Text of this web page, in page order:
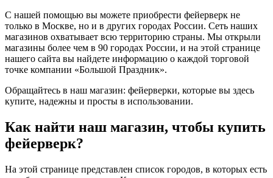
С нашей помощью вы можете приобрести фейерверк не
только в Москве, но и в других городах России. Сеть наших
магазинов охватывает всю территорию страны. Мы открыли
магазины более чем в 90 городах России, и на этой странице
нашего сайта вы найдете информацию о каждой торговой
точке компании «Большой Праздник».
Обращайтесь в наш магазин: фейерверки, которые вы здесь
купите, надежны и просты в использовании.
Как найти наш магазин, чтобы купить
фейерверк?
На этой странице представлен список городов, в которых есть